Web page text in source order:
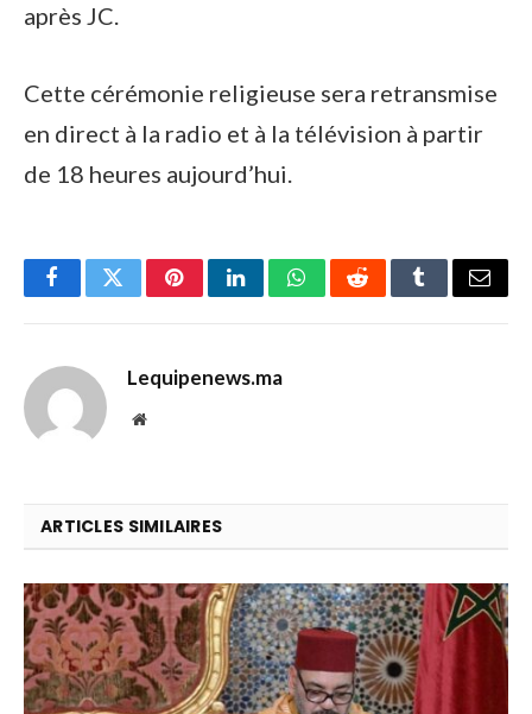
après JC.
Cette cérémonie religieuse sera retransmise
en direct à la radio et à la télévision à partir
de 18 heures aujourd’hui.
FacebookTwitterPinterestLinkedInWhatsAppRedditTumblrEmail
Lequipenews.ma
Website
ARTICLES SIMILAIRES